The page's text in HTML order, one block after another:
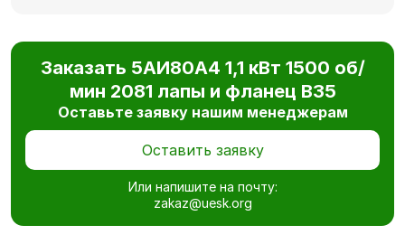
Заказать 5АИ80А4 1,1 кВт 1500 об/
мин 2081 лапы и фланец В35
Оставьте заявку нашим менеджерам
Оставить заявку
Или напишите на почту:
zakaz@uesk.org